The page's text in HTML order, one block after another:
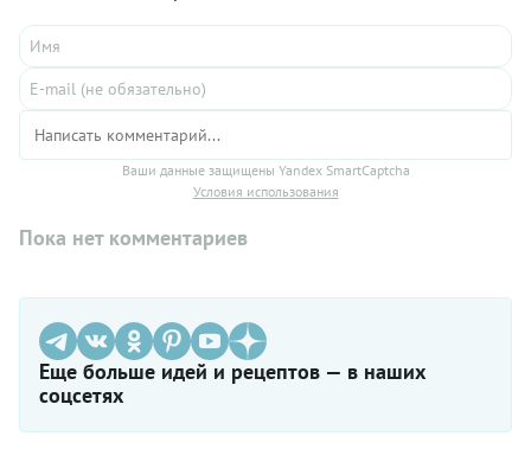
Ваши данные защищены Yandex SmartCaptcha
Условия использования
Пока нет комментариев
Еще больше идей и рецептов — в наших
соцсетях